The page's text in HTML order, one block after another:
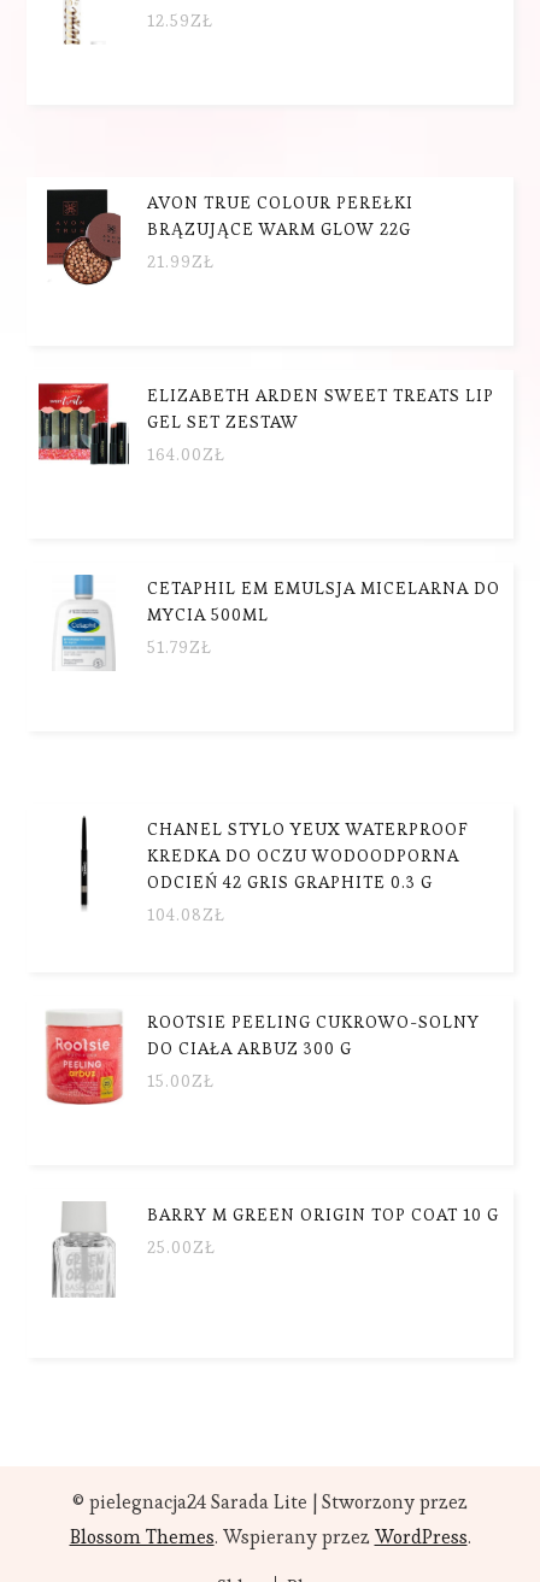
12.59ZŁ
AVON TRUE COLOUR PEREŁKI
BRĄZUJĄCE WARM GLOW 22G
21.99ZŁ
ELIZABETH ARDEN SWEET TREATS LIP
GEL SET ZESTAW
164.00ZŁ
CETAPHIL EM EMULSJA MICELARNA DO
MYCIA 500ML
51.79ZŁ
CHANEL STYLO YEUX WATERPROOF
KREDKA DO OCZU WODOODPORNA
ODCIEŃ 42 GRIS GRAPHITE 0.3 G
104.08ZŁ
ROOTSIE PEELING CUKROWO-SOLNY
DO CIAŁA ARBUZ 300 G
15.00ZŁ
BARRY M GREEN ORIGIN TOP COAT 10 G
25.00ZŁ
© pielegnacja24Sarada Lite | Stworzony przez
Blossom Themes. Wspierany przez WordPress.